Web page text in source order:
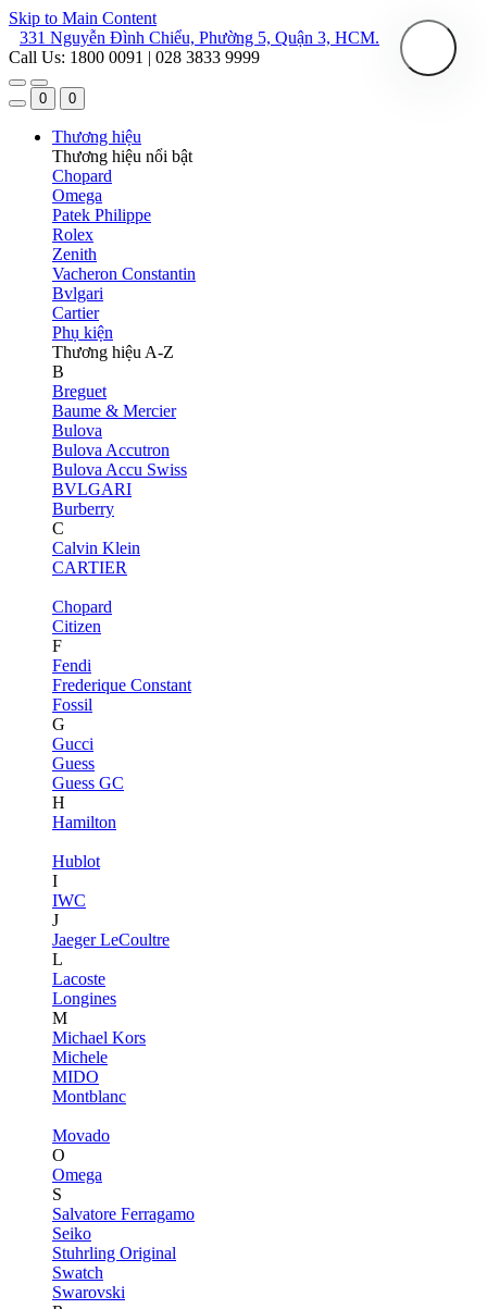
Skip to Main Content
331 Nguyễn Đình Chiểu, Phường 5, Quận 3, HCM.
Call Us: 1800 0091 | 028 3833 9999
0 0
Thương hiệu
Thương hiệu nổi bật
Chopard
Omega
Patek Philippe
Rolex
Zenith
Vacheron Constantin
Bvlgari
Cartier
Phụ kiện
Thương hiệu A-Z
B
Breguet
Baume & Mercier
Bulova
Bulova Accutron
Bulova Accu Swiss
BVLGARI
Burberry
C
Calvin Klein
CARTIER
Chopard
Citizen
F
Fendi
Frederique Constant
Fossil
G
Gucci
Guess
Guess GC
H
Hamilton
Hublot
I
IWC
J
Jaeger LeCoultre
L
Lacoste
Longines
M
Michael Kors
Michele
MIDO
Montblanc
Movado
O
Omega
S
Salvatore Ferragamo
Seiko
Stuhrling Original
Swatch
Swarovski